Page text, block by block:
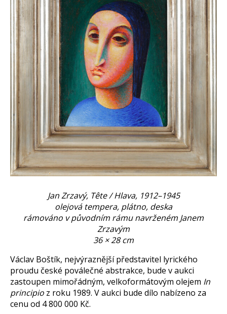
Jan Zrzavý, Tête / Hlava, 1912–1945
olejová tempera, plátno, deska
rámováno v původním rámu navrženém Janem
Zrzavým
36 × 28 cm
Václav Boštík, nejvýraznější představitel lyrického
proudu české poválečné abstrakce, bude v aukci
zastoupen mimořádným, velkoformátovým olejem In
principio z roku 1989. V aukci bude dílo nabízeno za
cenu od 4 800 000 Kč.